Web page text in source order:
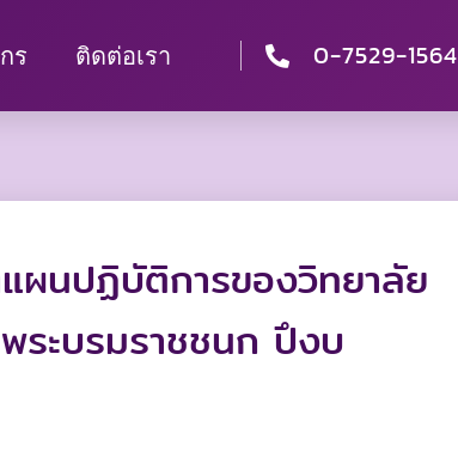
ร ติดต่อเรา 0-7529-1564
ผนปฏิบัติการของวิทยาลัย
ระบรมราชชนก ปึงบ